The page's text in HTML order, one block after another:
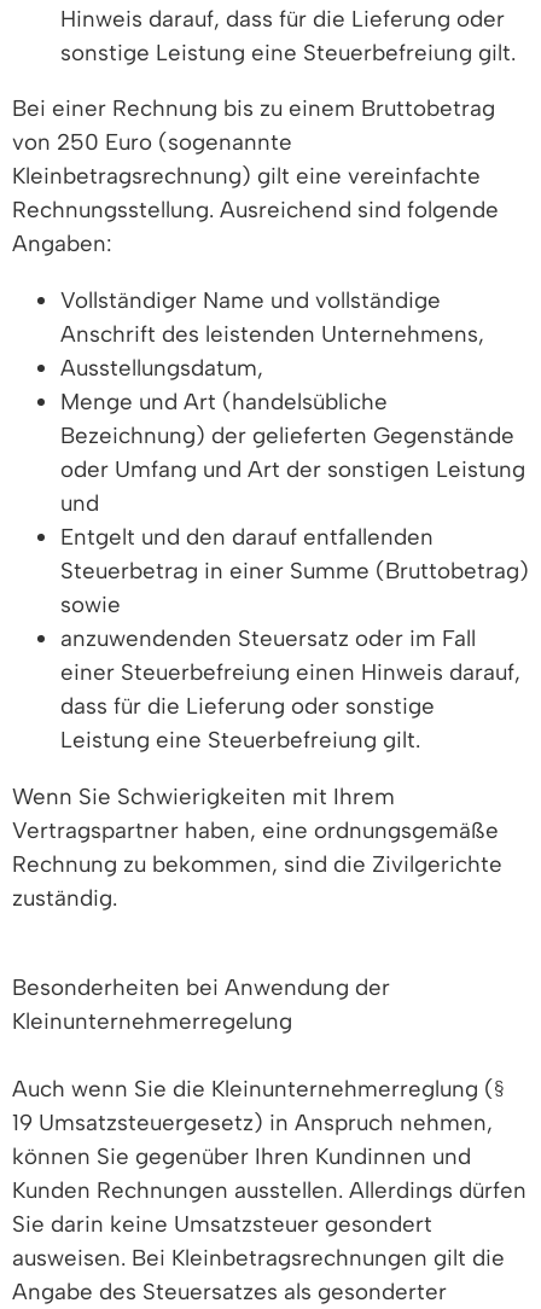
Hinweis darauf, dass für die Lieferung oder
sonstige Leistung eine Steuerbefreiung gilt.
Bei einer Rechnung bis zu einem Bruttobetrag
von 250 Euro (sogenannte
Kleinbetragsrechnung) gilt eine vereinfachte
Rechnungsstellung. Ausreichend sind folgende
Angaben:
Vollständiger Name und vollständige
Anschrift des leistenden Unternehmens,
Ausstellungsdatum,
Menge und Art (handelsübliche
Bezeichnung) der gelieferten Gegenstände
oder Umfang und Art der sonstigen Leistung
und
Entgelt und den darauf entfallenden
Steuerbetrag in einer Summe (Bruttobetrag)
sowie
anzuwendenden Steuersatz oder im Fall
einer Steuerbefreiung einen Hinweis darauf,
dass für die Lieferung oder sonstige
Leistung eine Steuerbefreiung gilt.
Wenn Sie Schwierigkeiten mit Ihrem
Vertragspartner haben, eine ordnungsgemäße
Rechnung zu bekommen, sind die Zivilgerichte
zuständig.
Besonderheiten bei Anwendung der
Kleinunternehmerregelung
Auch wenn Sie die Kleinunternehmerreglung (§
19 Umsatzsteuergesetz) in Anspruch nehmen,
können Sie gegenüber Ihren Kundinnen und
Kunden Rechnungen ausstellen. Allerdings dürfen
Sie darin keine Umsatzsteuer gesondert
ausweisen. Bei Kleinbetragsrechnungen gilt die
Angabe des Steuersatzes als gesonderter